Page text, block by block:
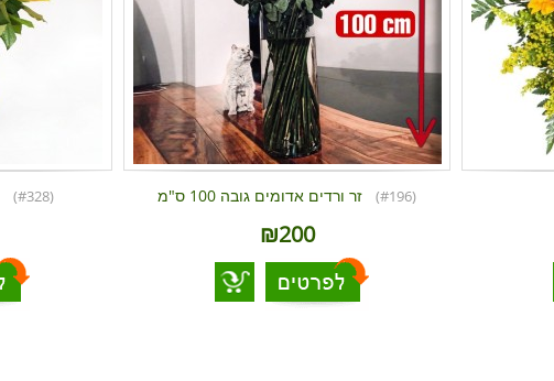
(#196) זר ורדים אדומים גובה 100 ס"מ
₪200
(#328)